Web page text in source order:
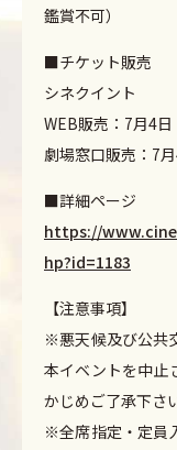
鑑賞不可）
■チケット販売
シネクイント
WEB販売：7月4日
劇場窓口販売：7
■詳細ページ
https://
hp?id=1183
【注意事項】
※悪天候及び公共
本イベントを中止
かじめご了承下さ
※全席指定・定員